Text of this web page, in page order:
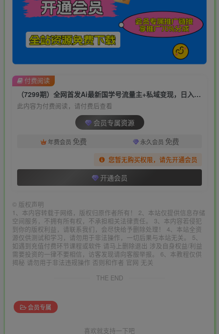
（7299期）全网首发Ai最新国学号流量主+私域变现，日入1000+，双重收益模式项目
此内容为付费阅读，请付费后查看
会员专属资源
年费会员 免费 永久会员 免费
您暂无购买权限，请先开通会员
开通会员
付费阅读
© 版权声明
1、本内容转载于网络，版权归原作者所有！ 2、本站仅提供信息存储
空间服务，不拥有所有权，不承担相关法律责任。 3、本内容若侵犯
到你的版权利益，请联系我们，会尽快给予删除处理！ 4、本站全资
源仅供测试和学习，请勿用于非法操作，一切后果与本站无关。 5、
如遇到充值付费环节课程或软件 请马上删除退出 涉及自身权益/利益
需要投资的一律不要相信，访客发现请向客服举报。 6、本教程仅供
揭秘 请勿用于非法违规操作 否则和作者 官网 无关
THE END
会员专属
喜欢就支持一下吧